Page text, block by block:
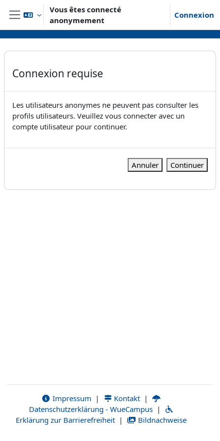
Passer au contenu principal
Panneau latéral
Vous êtes connecté
anonymement
Connexion
Connexion requise
Les utilisateurs anonymes ne peuvent pas consulter les
profils utilisateurs. Veuillez vous connecter avec un
compte utilisateur pour continuer.
Annuler Continuer
Impressum | Kontakt |
Datenschutzerklärung - WueCampus |
Erklärung zur Barrierefreiheit | Bildnachweise